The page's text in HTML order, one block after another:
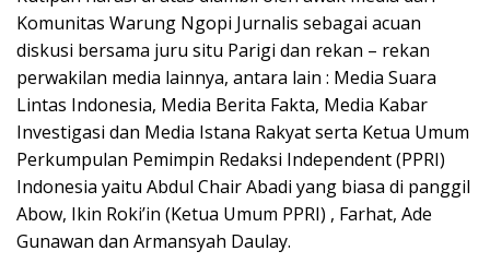
Komunitas Warung Ngopi Jurnalis sebagai acuan
diskusi bersama juru situ Parigi dan rekan – rekan
perwakilan media lainnya, antara lain : Media Suara
Lintas Indonesia, Media Berita Fakta, Media Kabar
Investigasi dan Media Istana Rakyat serta Ketua Umum
Perkumpulan Pemimpin Redaksi Independent (PPRI)
Indonesia yaitu Abdul Chair Abadi yang biasa di panggil
Abow, Ikin Roki’in (Ketua Umum PPRI) , Farhat, Ade
Gunawan dan Armansyah Daulay.